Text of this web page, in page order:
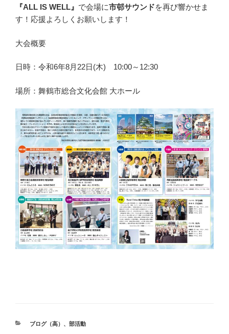
『ALL IS WELL』 で会場に市邨サウンドを再び響かせま
す！応援よろしくお願いします！
大会概要
日時：令和6年8月22日(木) 10:00～12:30
場所：舞鶴市総合文化会館 大ホール
カ
ブログ（高） 、 部活動